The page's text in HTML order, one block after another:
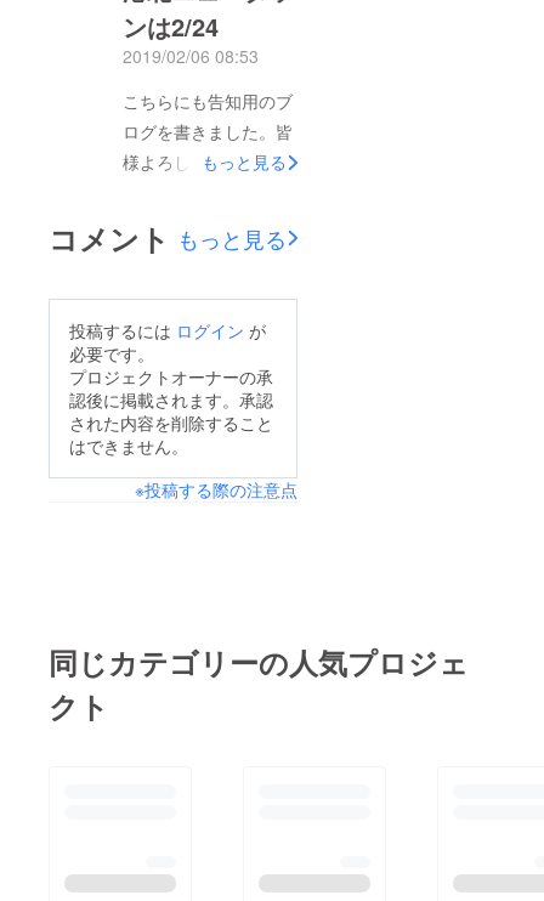
ンは2/24
2019/02/06 08:53
こちらにも告知用のブ
ログを書きました。皆
様よろしくお願い致し
https://note.mu/coding
/n/n4e33e757ae1f
もっと見る
コメント もっと見る
投稿するには ログイン が
必要です。
プロジェクトオーナーの承
認後に掲載されます。承認
された内容を削除すること
はできません。
※投稿する際の注意点
同じカテゴリーの人気プロジェ
クト